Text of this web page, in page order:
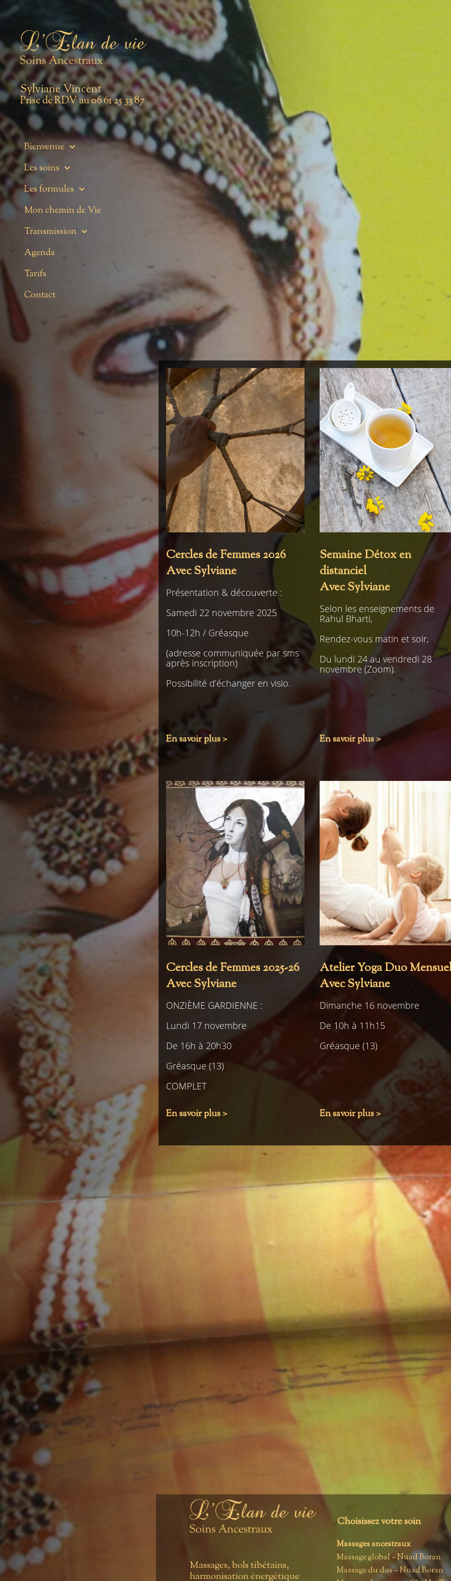
Sylviane Vincent
Prise de RDV au 06 61 25 33 87
Bienvenue
Les soins
Les formules
Mon chemin de Vie
Transmission
Agenda
Tarifs
Contact
Cercles de Femmes 2026
Avec Sylviane
Présentation & découverte :
Samedi 22 novembre 2025
10h-12h / Gréasque
(adresse communiquée par sms
après inscription)
Possibilité d’échanger en visio.
En savoir plus >
Semaine Détox en
distanciel
Avec Sylviane
Selon les enseignements de
Rahul Bharti,
Rendez-vous matin et soir,
Du lundi 24 au vendredi 28
novembre (Zoom).
En savoir plus >
Cercles de Femmes 2025-26
Avec Sylviane
ONZIÈME GARDIENNE :
Lundi 17 novembre
De 16h à 20h30
Gréasque (13)
COMPLET
En savoir plus >
Atelier Yoga Duo
Avec Sylviane
Dimanche 16 novembre
De 10h à 11h15
Gréasque (13)
En savoir plus >
Massages, bols tibétains,
harmonisation énergétique
Choisissez votre soin
Massages ancestraux
Massage global – Nuad Boran
Massage du dos – Nuad Boran